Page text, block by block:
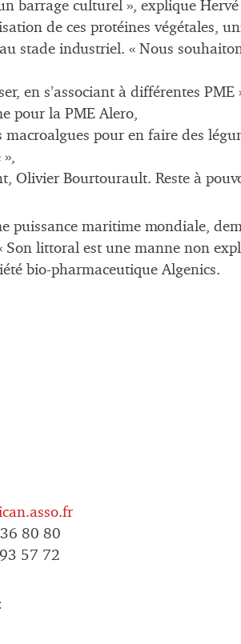
barrage culturel », explique
de ces protéines végétales,
stade industriel. « Nous
en s’associant à différentes PME
pour la PME Alero,
pour en faire des
Olivier Bourtourault. Reste à
puissance maritime mondiale,
Son littoral est une manne non
bio-pharmaceutique Algenics.
80 80
57 72